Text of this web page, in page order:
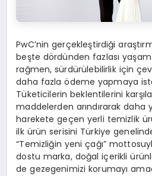
PwC’nin gerçekleştirdiği
beşte dördünden fazlası yaşam
rağmen, sürdürülebilirlik için
daha fazla ödeme yapmaya
Tüketicilerin beklentilerini
maddelerden arındırarak daha
harekete geçen yerli temizlik
ilk ürün serisini Türkiye
“Temizliğin yeni çağı”
dostu marka, doğal içerikli
de gezegenimizi korumayı